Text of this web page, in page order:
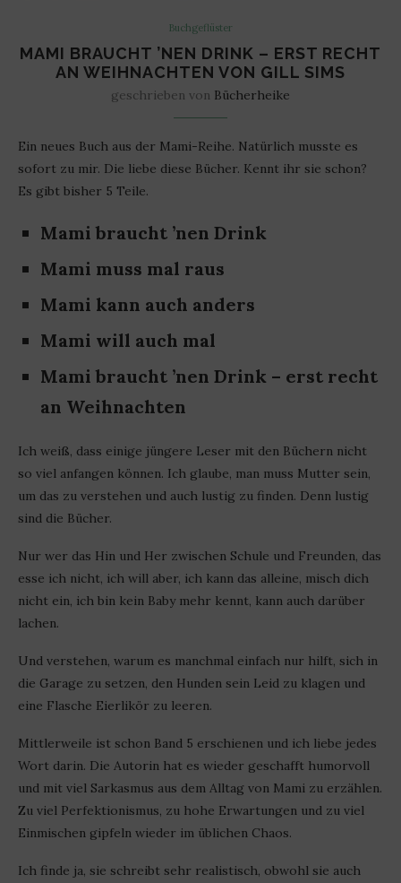
Buchgeflüster
MAMI BRAUCHT ’NEN DRINK – ERST RECHT
AN WEIHNACHTEN VON GILL SIMS
geschrieben von Bücherheike
Ein neues Buch aus der Mami-Reihe. Natürlich musste es
sofort zu mir. Die liebe diese Bücher. Kennt ihr sie schon?
Es gibt bisher 5 Teile.
Mami braucht ’nen Drink
Mami muss mal raus
Mami kann auch anders
Mami will auch mal
Mami braucht ’nen Drink – erst recht
an Weihnachten
Ich weiß, dass einige jüngere Leser mit den Büchern nicht
so viel anfangen können. Ich glaube, man muss Mutter sein,
um das zu verstehen und auch lustig zu finden. Denn lustig
sind die Bücher.
Nur wer das Hin und Her zwischen Schule und Freunden, das
esse ich nicht, ich will aber, ich kann das alleine, misch dich
nicht ein, ich bin kein Baby mehr kennt, kann auch darüber
lachen.
Und verstehen, warum es manchmal einfach nur hilft, sich in
die Garage zu setzen, den Hunden sein Leid zu klagen und
eine Flasche Eierlikör zu leeren.
Mittlerweile ist schon Band 5 erschienen und ich liebe jedes
Wort darin. Die Autorin hat es wieder geschafft humorvoll
und mit viel Sarkasmus aus dem Alltag von Mami zu erzählen.
Zu viel Perfektionismus, zu hohe Erwartungen und zu viel
Einmischen gipfeln wieder im üblichen Chaos.
Ich finde ja, sie schreibt sehr realistisch, obwohl sie auch